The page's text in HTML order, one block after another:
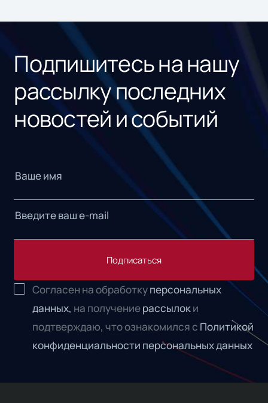
Подпишитесь на нашу
рассылку последних
новостей и событий
Подписаться
Согласен на обработкуперсональных
данных, на получениерассылоки
подтверждаю, что ознакомился с Политикой
конфиденциальности персональных данных